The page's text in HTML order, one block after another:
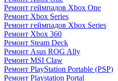
Ремонт геймпадов Xbox One
Ремонт Xbox Series
Ремонт геймпадов Xbox Series
Ремонт Xbox 360
Ремонт Steam Deck
Ремонт Asus ROG Ally
Ремонт MSI Claw
Ремонт PlayStation Portable (PSP)
Ремонт Playstation Portal